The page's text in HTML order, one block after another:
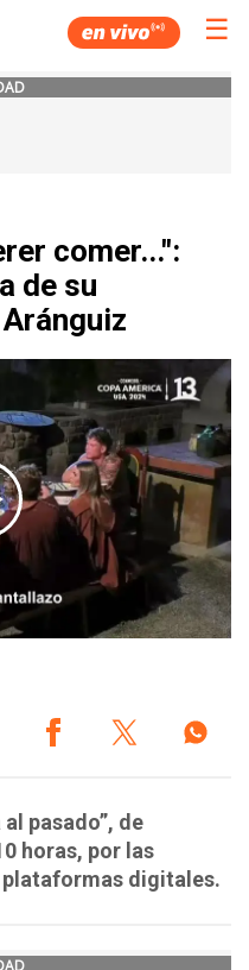
☰
comer...":
de su
pasado”, de
horas, por las
plataformas digitales.